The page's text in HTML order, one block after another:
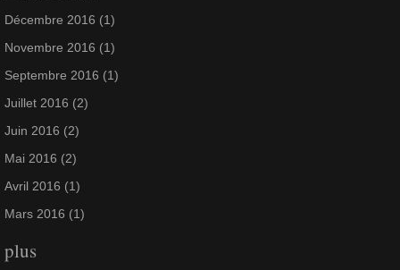
Décembre 2016 (1)
Novembre 2016 (1)
Septembre 2016 (1)
Juillet 2016 (2)
Juin 2016 (2)
Mai 2016 (2)
Avril 2016 (1)
Mars 2016 (1)
plus